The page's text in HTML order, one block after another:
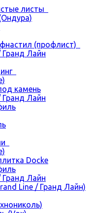
листы
(профлист)
Гранд Лайн
камень
Гранд Лайн
Docke
Гранд Лайн
Line / Гранд Лайн)